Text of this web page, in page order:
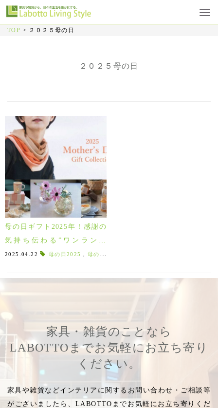
TOP > ２０２５母の日
２０２５母の日
母の日ギフト2025年！感謝の
気持ち伝わる”ワンランク
上”の母の日ギフト特集♪
2025.04.22 母の日2025 母の日ギフト2025
家具・雑貨のことなら
LABOTTOまでお気軽にお立ち寄り
ください。
家具や雑貨などインテリアに関するお問い合わせ・ご相談等
がございましたら、LABOTTOまでお気軽にお立ち寄りくだ